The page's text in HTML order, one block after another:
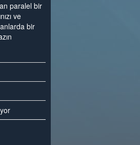
paralel bir
ve
bir